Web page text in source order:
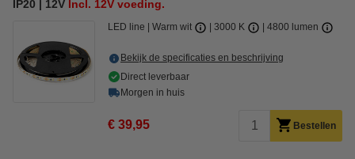
IP20 | 12V Incl. 12V voeding.
LED line Warm wit 3000 K 4800 lumen
Bekijk de specificaties en beschrijving
Direct leverbaar
Morgen in huis
€ 39,95 Bestellen